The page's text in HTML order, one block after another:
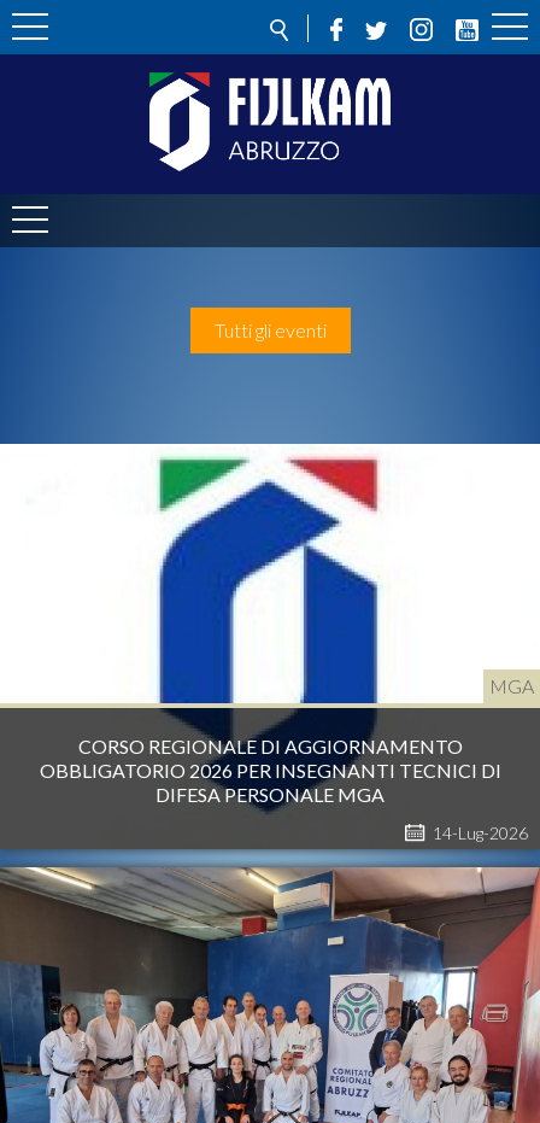
Tutti gli eventi
14-Lug-2026
MGA
CORSO REGIONALE DI AGGIORNAMENTO
OBBLIGATORIO 2026 PER INSEGNANTI TECNICI DI
DIFESA PERSONALE MGA